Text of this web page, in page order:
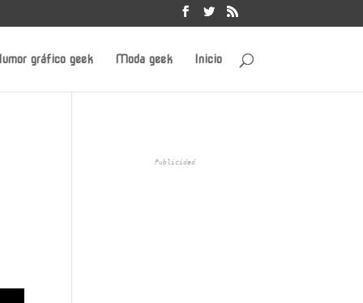
gráfico geek Moda geek Inicio
Publicidad